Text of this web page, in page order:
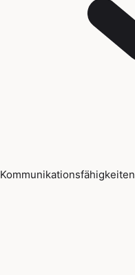
Kommunikationsfähigkeiten